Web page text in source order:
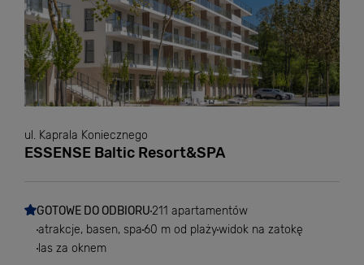
ul. Kaprala Koniecznego
ESSENSE Baltic Resort&SPA
GOTOWE DO ODBIORU211 apartamentów
atrakcje, basen, spa60 m od plażywidok na zatokę
las za oknem